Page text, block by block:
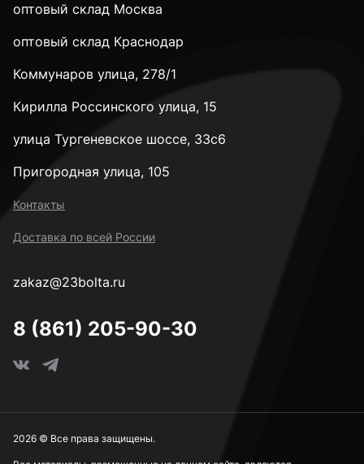
оптовый склад Москва
оптовый склад Краснодар
Коммунаров улица, 278/1
Кирилла Россинского улица, 15
улица Тургеневское шоссе, 33с6
Пригородная улица, 105
Контакты
Доставка по всей России
zakaz@23bolta.ru
8 (861) 205-90-30
2026 © Все права защищены.